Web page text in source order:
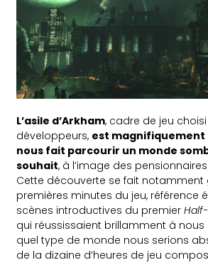
L’asile d’Arkham, cadre de jeu
développeurs, est
nous fait parcourir un monde
souhait, à l’image des
Cette découverte se fait notamment
premières minutes du jeu, référence
scènes introductives du premier
qui réussissaient brillamment à nous
quel type de monde nous serions
de la dizaine d’heures de jeu